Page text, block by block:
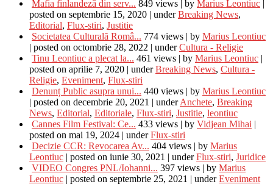
Mafia finlandeză din serv... 849 views | by Marius Leontiuc |
posted on septembrie 15, 2020 | underBreaking News,
Editorial, Flux-stiri, Justitie
Societatea Culturală Româ... 774 views | by Marius Leontiuc
| posted on octombrie 28, 2022 | underCultura - Religie
Tinu Leontiuc a plecat la... 461 views | by Marius Leontiuc |
posted on aprilie 7, 2020 | underBreaking News, Cultura -
Religie, Eveniment, Flux-stiri
Denunț Public asupra unui... 440 views | by Marius Leontiuc
| posted on decembrie 20, 2021 | underAnchete, Breaking
News, Editorial, Editoriale, Flux-stiri, Justitie, leontiuc
Cannes Film Festival: Ce... 433 views | by Vidjean Mihai |
posted on mai 19, 2024 | underFlux-stiri
Decizie CCR: Revocarea Av... 404 views | by Marius
Leontiuc | posted on iunie 30, 2021 | underFlux-stiri, Juridice
VIDEO Congres PNL/Iohanni... 397 views | by Marius
Leontiuc | posted on septembrie 25, 2021 | underEveniment